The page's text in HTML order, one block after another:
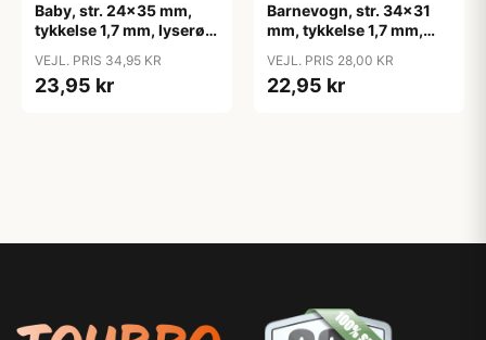
Baby, str. 24x35 mm,
tykkelse 1,7 mm, lyserød,
VEJL. PRIS 34,95 KR
23,95 kr
Barnevogn, str. 34x31
mm, tykkelse 1,7 mm,
VEJL. PRIS 28,00 KR
22,95 kr